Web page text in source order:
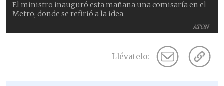
ATON
El ministro inauguró esta mañana una comisaría en el
Metro, donde se refirió a la idea.
Llévatelo: